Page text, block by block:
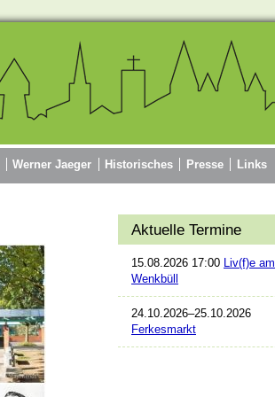
Werner Jaeger Historisches Presse Links
Aktuelle Termine
15.08.2026 17:00 Liv(f)e am
Wenkbüll
24.10.2026–25.10.2026
Ferkesmarkt